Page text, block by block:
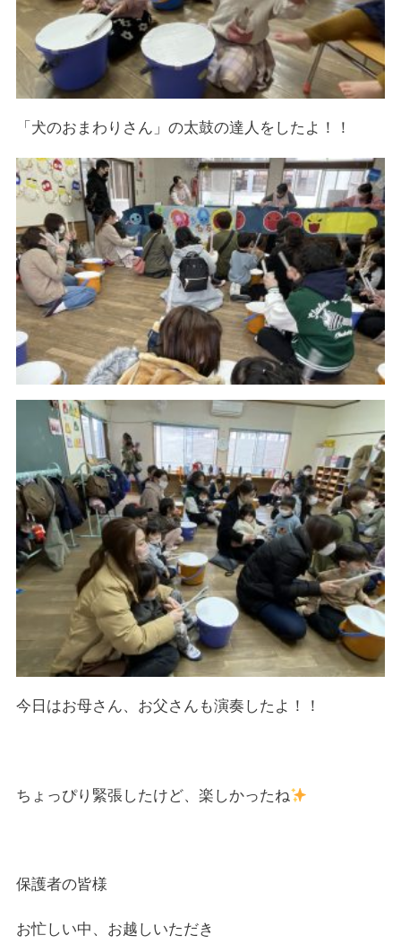
「犬のおまわりさん」の太鼓の達人をしたよ！！
今日はお母さん、お父さんも演奏したよ！！
ちょっぴり緊張したけど、楽しかったね
保護者の皆様
お忙しい中、お越しいただき